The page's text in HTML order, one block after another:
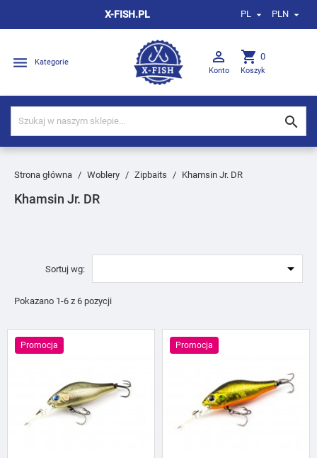
X-FISH.PL PL  PLN 
 Kategorie 
Konto
shopping_cart 0
Koszyk

Strona główna Woblery Zipbaits Khamsin Jr. DR
Khamsin Jr. DR
Sortuj wg: 
Pokazano 1-6 z 6 pozycji
Promocja Promocja